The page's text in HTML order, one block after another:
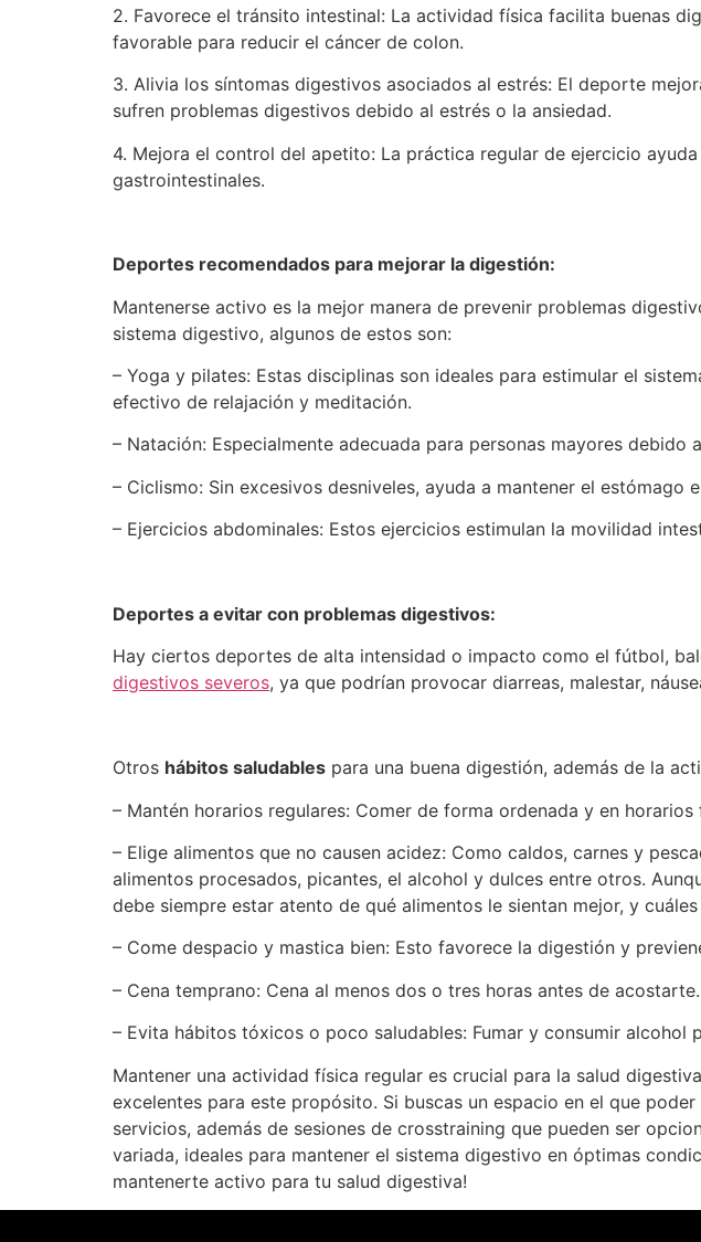
2. Favorece el tránsito intestinal: La actividad física facilita buenas
favorable para reducir el cáncer de colon.
3. Alivia los síntomas digestivos asociados al estrés: El deporte
sufren problemas digestivos debido al estrés o la ansiedad.
4. Mejora el control del apetito: La práctica regular de ejercicio
gastrointestinales.
Deportes recomendados para mejorar la digestión:
Mantenerse activo es la mejor manera de prevenir problemas
sistema digestivo, algunos de estos son:
– Yoga y pilates: Estas disciplinas son ideales para estimular el
efectivo de relajación y meditación.
– Natación: Especialmente adecuada para personas mayores
– Ciclismo: Sin excesivos desniveles, ayuda a mantener el estómago
– Ejercicios abdominales: Estos ejercicios estimulan la movilidad
Deportes a evitar con problemas digestivos:
Hay ciertos deportes de alta intensidad o impacto como el fútbol,
digestivos severos, ya que podrían provocar diarreas, malestar,
Otros hábitos saludables para una buena digestión, además de la
– Mantén horarios regulares: Comer de forma ordenada y en
– Elige alimentos que no causen acidez: Como caldos, carnes y
alimentos procesados, picantes, el alcohol y dulces entre otros.
debe siempre estar atento de qué alimentos le sientan mejor, y cuáles
– Come despacio y mastica bien: Esto favorece la digestión y
– Cena temprano: Cena al menos dos o tres horas antes de acostarte.
– Evita hábitos tóxicos o poco saludables: Fumar y consumir
Mantener una actividad física regular es crucial para la salud
excelentes para este propósito. Si buscas un espacio en el que
servicios, además de sesiones de crosstraining que pueden ser
variada, ideales para mantener el sistema digestivo en óptimas
mantenerte activo para tu salud digestiva!